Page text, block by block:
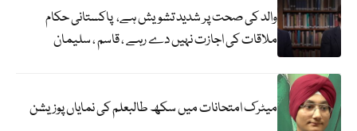
والد کی صحت پر شدید تشویش ہے، پاکستانی حکام
ملاقات کی اجازت نہیں دے رہے ، قاسم ، سلیمان
میٹرک امتحانات میں سکھ طالبعلم کی نمایاں پوزیشن